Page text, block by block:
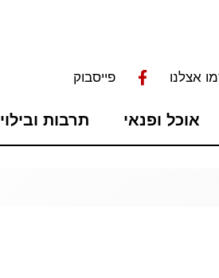
אצלנו פייסבוק
אוכל ופנאי תרבות ובילוי